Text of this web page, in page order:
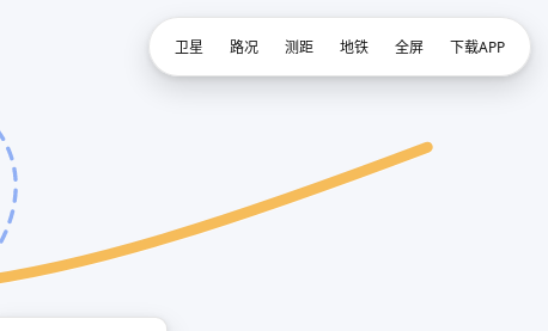
卫星 路况 测距 地铁 全屏 下载APP